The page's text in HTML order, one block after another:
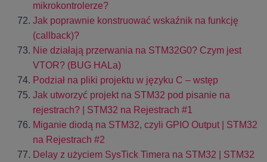
mikrokontrolerze?
Jak poprawnie konstruować wskaźnik na funkcję
(callback)?
Nie działają przerwania na STM32G0? Czym jest
VTOR? (BUG HALa)
Podział na pliki projektu w języku C – wstęp
Jak utworzyć projekt na STM32 pod pisanie na
rejestrach? | STM32 na Rejestrach #1
Miganie diodą na STM32, czyli GPIO Output | STM32
na Rejestrach #2
Delay z użyciem SysTick Timera na STM32 | STM32